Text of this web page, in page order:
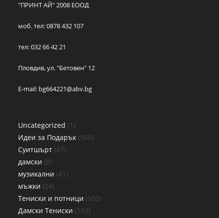
"ПРИНТ АЙ" 2008 ЕООД
моб. тел: 0878 432 107
тел: 032 66 42 21
Пловдив, ул. "Бетовен" 12
E-mail: bg664221@abv.bg
Uncategorized 1
Идеи за Подарък 560
Суитшърт 47
дамски 8
музикални 41
мъжки 24
Тениски и потници 505
Дамски Тениски 163